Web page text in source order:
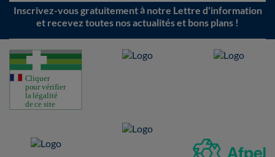
Inscrivez-vous gratuitement à notre Lettre d'information
et recevez toutes nos actualités et bons plans !